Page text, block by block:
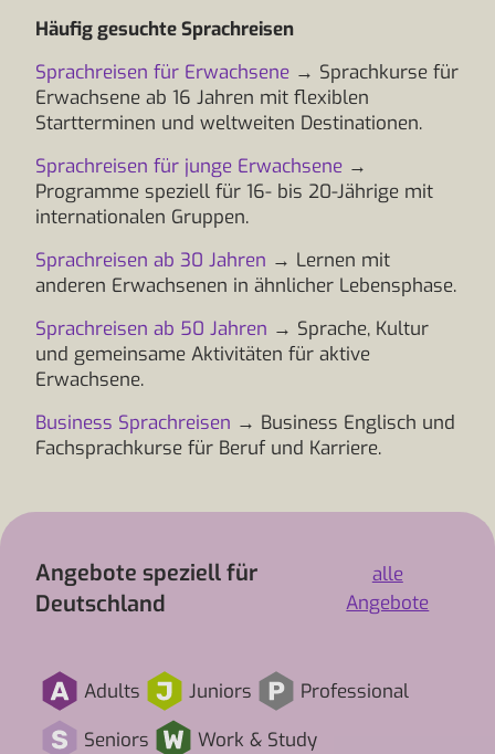
Häufig gesuchte Sprachreisen
Sprachreisen für Erwachsene → Sprachkurse für
Erwachsene ab 16 Jahren mit flexiblen
Startterminen und weltweiten Destinationen.
Sprachreisen für junge Erwachsene →
Programme speziell für 16- bis 20-Jährige mit
internationalen Gruppen.
Sprachreisen ab 30 Jahren → Lernen mit
anderen Erwachsenen in ähnlicher Lebensphase.
Sprachreisen ab 50 Jahren → Sprache, Kultur
und gemeinsame Aktivitäten für aktive
Erwachsene.
Business Sprachreisen → Business Englisch und
Fachsprachkurse für Beruf und Karriere.
Angebote speziell für
Deutschland
alle
Angebote
Adults Juniors
Professional
Seniors
Work & Study